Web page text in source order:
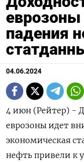
еврозоны
падения
04.06.2024
4 июн (Рейтер) -
еврозоны идет
экономическая
нефть привели к